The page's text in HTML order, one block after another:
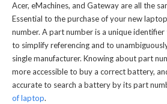
Acer, eMachines, and Gateway are all the
Essential to the purchase of your new
number. A part number is a unique
to simplify referencing and to
single manufacturer. Knowing about part
more accessible to buy a correct battery,
accurate to search a battery by its part
of laptop.